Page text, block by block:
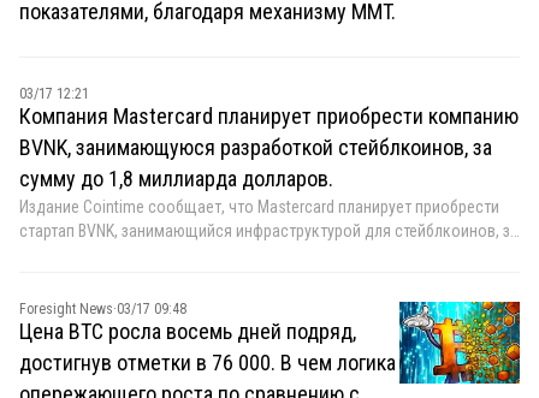
аирдропам. SEC также объяснила, как цифровые активы, не
«Криптовалюты, не являющиеся ценными бумагами, становятся
предметом инвестиционных контрактов, когда эмитент побуждает
инвесторов инвестировать в общее предприятие и берет на себя
обязательство или обещает выполнить необходимую
управленческую работу, а покупатель имеет основания ожидать от
этого прибыли».
показателями, благодаря механизму MMT.
03/17 12:21
Компания Mastercard планирует приобрести компанию
BVNK, занимающуюся разработкой стейблкоинов, за
сумму до 1,8 миллиарда долларов.
Издание Cointime сообщает, что Mastercard планирует приобрести
стартап BVNK, занимающийся инфраструктурой для стейблкоинов, за
всего через четыре месяца после того, как переговоры BVNK о
слиянии с Coinbase примерно за 2 миллиарда долларов
провалились. Обе компании подтвердили сделку в совместном
заявлении, опубликованном во вторник.
Foresight News·03/17 09:48
Цена BTC росла восемь дней подряд,
достигнув отметки в 76 000. В чем логика